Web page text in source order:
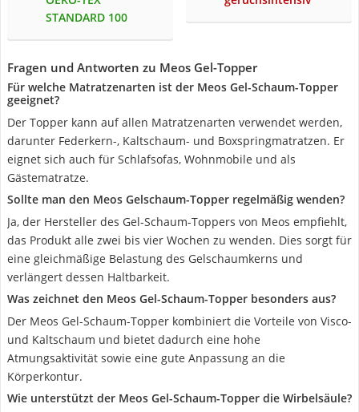
STANDARD 100
Fragen und Antworten zu Meos Gel-Topper
Für welche Matratzenarten ist der Meos Gel-Schaum-Topper
geeignet?
Der Topper kann auf allen Matratzenarten verwendet werden,
darunter Federkern-, Kaltschaum- und Boxspringmatratzen. Er
eignet sich auch für Schlafsofas, Wohnmobile und als
Gästematratze.
Sollte man den Meos Gelschaum-Topper regelmäßig wenden?
Ja, der Hersteller des Gel-Schaum-Toppers von Meos empfiehlt,
das Produkt alle zwei bis vier Wochen zu wenden. Dies sorgt für
eine gleichmäßige Belastung des Gelschaumkerns und
verlängert dessen Haltbarkeit.
Was zeichnet den Meos Gel-Schaum-Topper besonders aus?
Der Meos Gel-Schaum-Topper kombiniert die Vorteile von Visco-
und Kaltschaum und bietet dadurch eine hohe
Atmungsaktivität sowie eine gute Anpassung an die
Körperkontur.
Wie unterstützt der Meos Gel-Schaum-Topper die Wirbelsäule?